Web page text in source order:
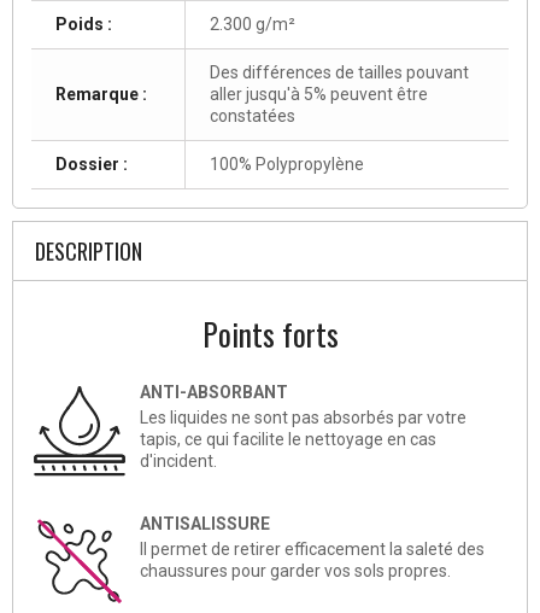
Poids : 2.300 g/m²
Remarque :
Des différences de tailles pouvant
aller jusqu'à 5% peuvent être
constatées
Dossier : 100% Polypropylène
DESCRIPTION
Points forts
ANTI-ABSORBANT
Les liquides ne sont pas absorbés par votre
tapis, ce qui facilite le nettoyage en cas
d'incident.
ANTISALISSURE
Il permet de retirer efficacement la saleté des
chaussures pour garder vos sols propres.